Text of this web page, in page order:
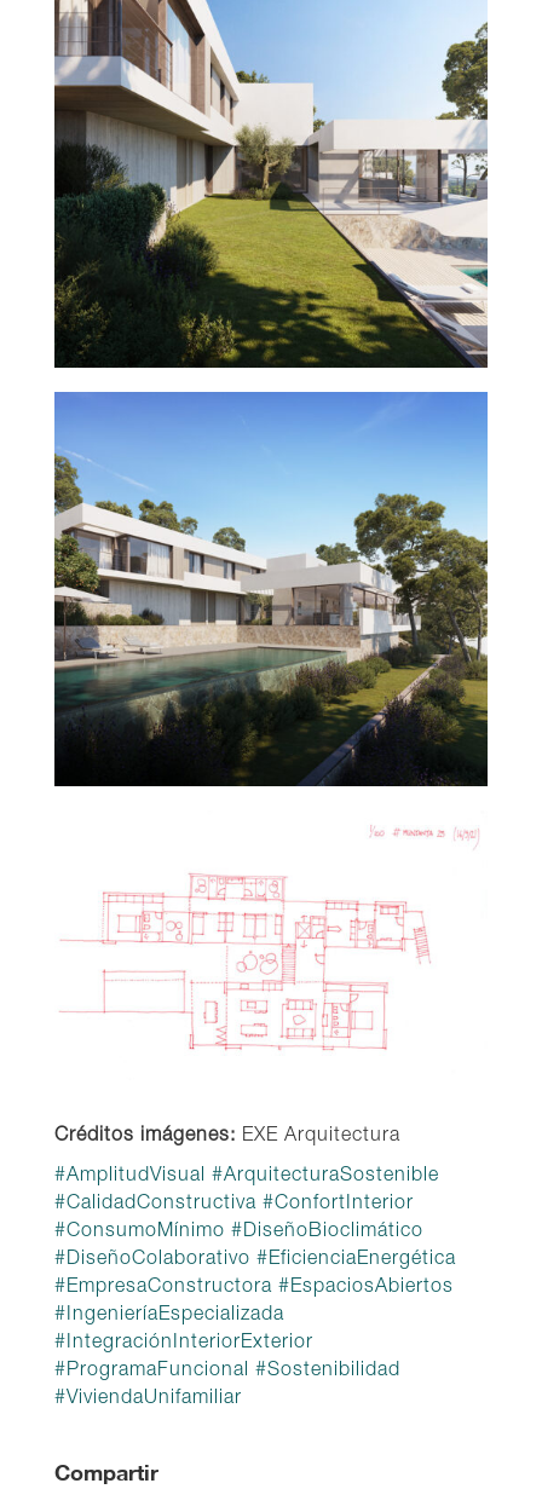
Créditos imágenes: EXE Arquitectura
#AmplitudVisual #ArquitecturaSostenible
#CalidadConstructiva#ConfortInterior
#ConsumoMínimo #DiseñoBioclimático
#DiseñoColaborativo #EficienciaEnergética
#EmpresaConstructora#EspaciosAbiertos
#IngenieríaEspecializada
#IntegraciónInteriorExterior
#ProgramaFuncional #Sostenibilidad
#ViviendaUnifamiliar
Compartir